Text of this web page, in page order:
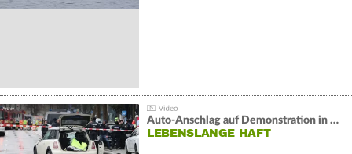
Auto-Anschlag auf Demonstration in München:
LEBENSLANGE HAFT